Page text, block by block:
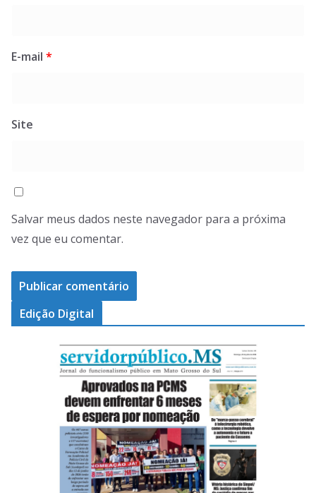
E-mail *
Site
Salvar meus dados neste navegador para a próxima
vez que eu comentar.
Edição Digital